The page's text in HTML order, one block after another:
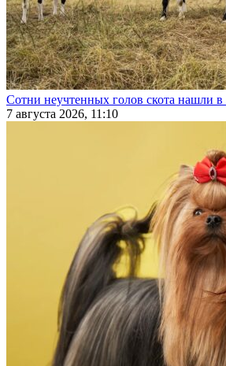
Сотни неучтенных голов скота нашли в
7 августа 2026, 11:10